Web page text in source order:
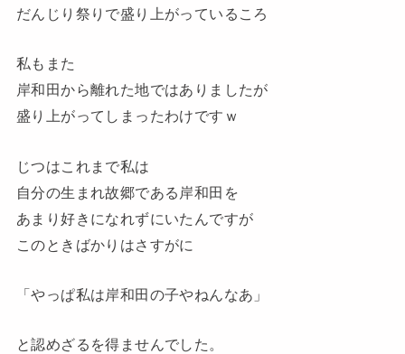
だんじり祭りで盛り上がっているころ
私もまた
岸和田から離れた地ではありましたが
盛り上がってしまったわけですｗ
じつはこれまで私は
自分の生まれ故郷である岸和田を
あまり好きになれずにいたんですが
このときばかりはさすがに
「やっぱ私は岸和田の子やねんなあ」
と認めざるを得ませんでした。